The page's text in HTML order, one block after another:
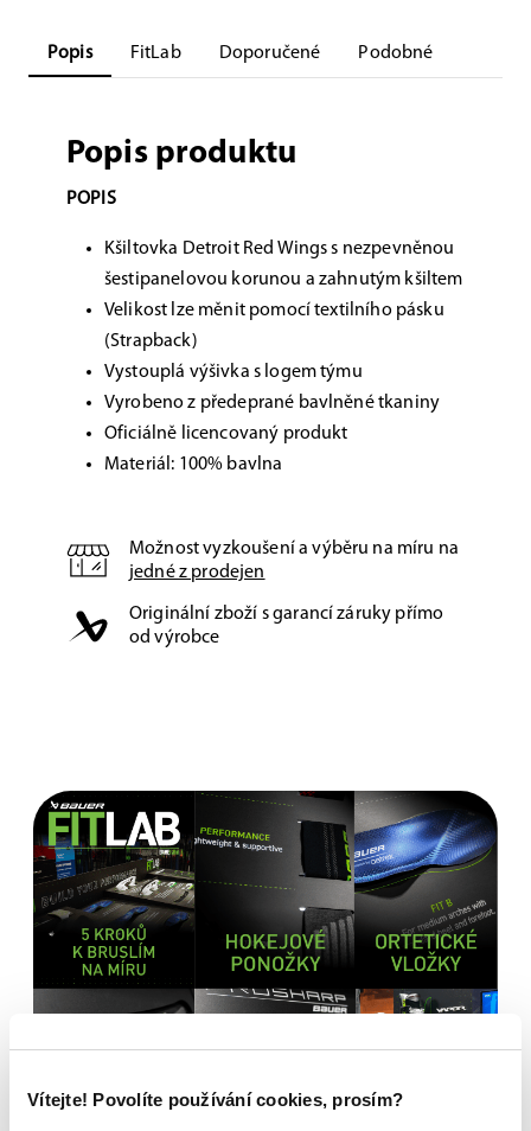
Vítejte! Povolíte používání cookies, prosím?
Popis FitLab Doporučené Podobné
Popis produktu
POPIS
Kšiltovka Detroit Red Wings s nezpevněnou
šestipanelovou korunou a zahnutým kšiltem
Velikost lze měnit pomocí textilního pásku
(Strapback)
Vystouplá výšivka s logem týmu
Vyrobeno z předeprané bavlněné tkaniny
Oficiálně licencovaný produkt
Materiál: 100% bavlna
Možnost vyzkoušení a výběru na míru na
jedné z prodejen
Originální zboží s garancí záruky přímo
od výrobce